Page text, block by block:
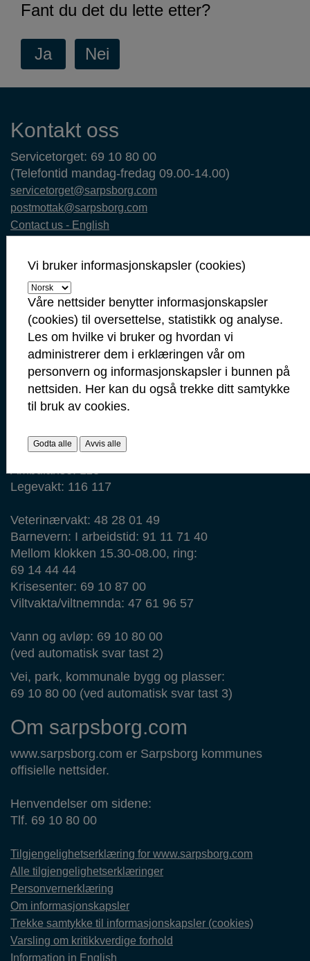
Fant du det du lette etter?
Kontaktinformasjon
Kontakt oss
Servicetorget: 69 10 80 00
(Telefontid mandag-fredag 09.00-14.00)
servicetorget@sarpsborg.com
postmottak@sarpsborg.com
Contact us - English
Post: Postboks 237, 1702 Sarpsborg
Besøk: Glengsgata 38, 1706 Sarpsborg
Faktura: Postboks 505, 1703 Sarpsborg
Org.nr: 938 801 363
Kommunenummer: 3105
Min side
Ansattportal
Vakt- og nødtelefoner
Politi: 112
Brann: 110
Ambulanse: 113
Legevakt: 116 117
Veterinærvakt: 48 28 01 49
Barnevern: I arbeidstid: 91 11 71 40
Mellom klokken 15.30-08.00, ring:
69 14 44 44
Krisesenter: 69 10 87 00
Viltvakta/viltnemnda: 47 61 96 57
Vann og avløp: 69 10 80 00
(ved automatisk svar tast 2)
Vei, park, kommunale bygg og plasser:
69 10 80 00 (ved automatisk svar tast 3)
Om sarpsborg.com
www.sarpsborg.com er Sarpsborg kommunes
offisielle nettsider.
Henvendelser om sidene:
Tlf. 69 10 80 00
Tilgjengelighetserklæring for www.sarpsborg.com
Alle tilgjengelighetserklæringer
Personvernerklæring
Om informasjonskapsler
Trekke samtykke til informasjonskapsler (cookies)
Varsling om kritikkverdige forhold
Information in English
Vi bruker informasjonskapsler (cookies)
Våre nettsider benytter informasjonskapsler
(cookies) til oversettelse, statistikk og analyse.
Les om hvilke vi bruker og hvordan vi
administrerer dem i erklæringen vår om
personvern og informasjonskapsler i bunnen på
nettsiden. Her kan du også trekke ditt samtykke
til bruk av cookies.
Godta alle Avvis alle